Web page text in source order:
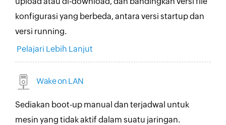
konfigurasi yang berbeda, antara versi startup dan
versi running.
Pelajari Lebih Lanjut
Wake on LAN
Sediakan boot-up manual dan terjadwal untuk
mesin yang tidak aktif dalam suatu jaringan.